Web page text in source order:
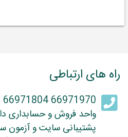
راه های ارتباطی
66971970 66971804 021-66175053
واحد فروش و حسابداری
پشتیبانی سایت و آزمون